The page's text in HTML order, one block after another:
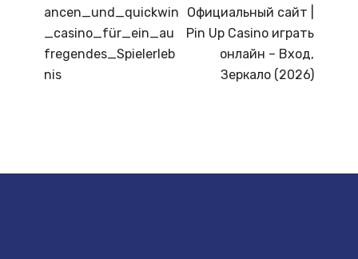
ancen_und_quickwin
_casino_für_ein_au
fregendes_Spielerleb
nis
Официальный сайт |
Pin Up Casino играть
онлайн – Вход,
Зеркало (2026)